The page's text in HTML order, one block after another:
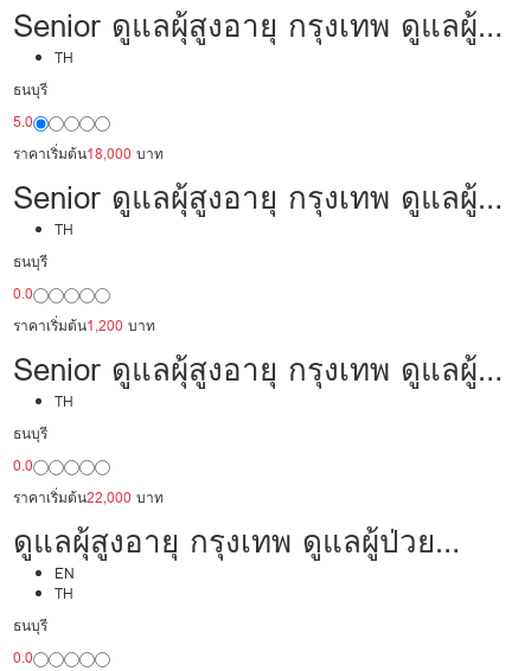
Senior ดูแลผุ้สูงอายุ กรุงเทพ ดูแลผู้
ป่วย 18,000/เดือน มืออาชีพ พร้อม
ดูแล
TH
ธนบุรี
5.0
ราคาเริ่มต้น18,000 บาท
Senior ดูแลผุ้สูงอายุ กรุงเทพ ดูแลผู้
ป่วย 30,000 /เดือน มีประสบการณ์
เป็นพยาบาล พร้อมดูแล
TH
ธนบุรี
0.0
ราคาเริ่มต้น1,200 บาท
Senior ดูแลผุ้สูงอายุ กรุงเทพ ดูแลผู้
ป่วย 22,000/เดือน มืออาชีพ พร้อม
ดูแล
TH
ธนบุรี
0.0
ราคาเริ่มต้น22,000 บาท
ดูแลผุ้สูงอายุ กรุงเทพ ดูแลผู้ป่วย
24,000/เดือน มืออาชีพ ได้ภาษา รับ
ต่างชาติ
EN
TH
ธนบุรี
0.0